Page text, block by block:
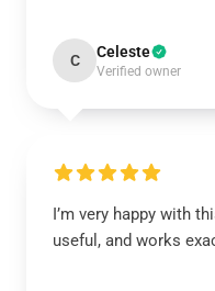
C Celeste
Verified owner
I’m very happy with
useful, and works